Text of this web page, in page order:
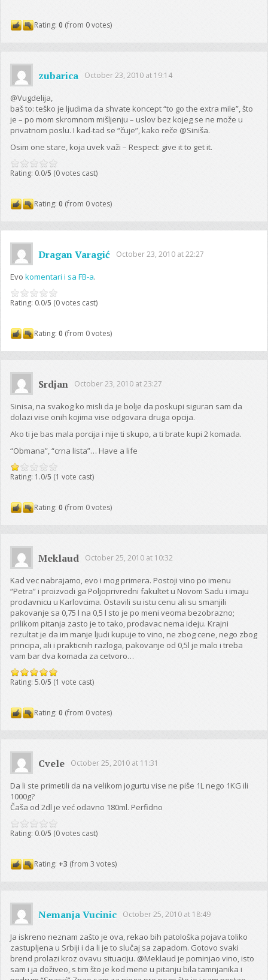
Rating:0 (from 0 votes)
zubarica October 23, 2010 at 19:14
@Vugdelija,
baš to: teško je ljudima da shvate koncept “to go the extra mile”, što
je – po mom skromnom mišljenju – uslov bez kojeg se ne može u
privatnom poslu. I kad-tad se “čuje”, kako reče @Siniša.
Osim one stare, koja uvek važi – Respect: give it to get it.
Rating: 0.0/5 (0 votes cast)
Rating:0 (from 0 votes)
Dragan Varagić October 23, 2010 at 22:27
Evokomentari i sa FB-a.
Rating: 0.0/5 (0 votes cast)
Rating:0 (from 0 votes)
Srdjan October 23, 2010 at 23:27
Sinisa, na svakog ko misli da je bolje da poskupi siguran sam da
dolazi vise onih kojima vise odgovara druga opcija.
Ako ti je bas mala porcija i nije ti skupo, a ti brate kupi 2 komada.
“Obmana”, “crna lista”… Have a life
Rating: 1.0/5 (1 vote cast)
Rating:0 (from 0 votes)
Meklaud October 25, 2010 at 10:32
Kad vec nabrajamo, evo i mog primera. Postoji vino po imenu
“Petra” i proizvodi ga Poljoprivredni fakultet u Novom Sadu i imaju
prodavnicu u Karlovcima. Ostavili su istu cenu ali su smanjili
pakovanje sa 0,75 l na 0,5 l sto je po meni veoma bezobrazno;
prilikom pitanja zasto je to tako, prodavac nema ideju. Krajni
rezultat je da im manje ljudi kupuje to vino, ne zbog cene, nego zbog
principa, ali i prakticnih razloga, pakovanje od 0,5l je malo i treba
vam bar dva komada za cetvoro…
Rating: 5.0/5 (1 vote cast)
Rating:0 (from 0 votes)
Cvele October 25, 2010 at 11:31
Da li ste primetili da na velikom jogurtu vise ne piše 1L nego 1KG ili
1000g?
Čaša od 2dl je već odavno 180ml. Perfidno
Rating: 0.0/5 (0 votes cast)
Rating: +3 (from 3 votes)
Nemanja Vucinic October 25, 2010 at 18:49
Ja iskreno neznam zašto je ova, rekao bih patološka pojava toliko
zastupljena u Srbiji i da li je to slučaj sa zapadom. Gotovo svaki
brend prolazi kroz ovavu situaciju. @Meklaud je pominjao vino, isto
sam i ja doživeo, s tim što je kod mene u pitanju bila tamnjanika i